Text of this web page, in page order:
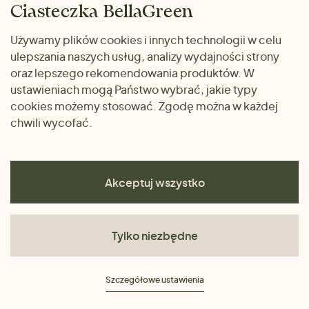
Prezenty
Dlaczego warto kupować
u nas
METODY PŁATNOŚCI
Polityka prywatności
Ciasteczka
Ciasteczka BellaGreen
Używamy plików cookies i innych technologii w celu
ulepszania naszych usług, analizy wydajności strony
oraz lepszego rekomendowania produktów. W
ustawieniach mogą Państwo wybrać, jakie typy
cookies możemy stosować. Zgodę można w każdej
chwili wycofać.
Akceptuj wszystko
Tylko niezbędne
Szczegółowe ustawienia